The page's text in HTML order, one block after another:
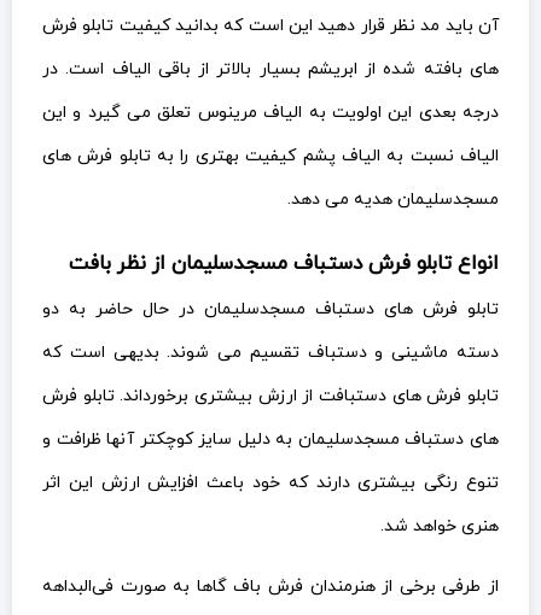
آن باید مد نظر قرار دهید این است که بدانید کیفیت تابلو فرش
های بافته شده از ابریشم بسیار بالاتر از باقی الیاف است. در
درجه بعدی این اولویت به الیاف مرینوس تعلق می گیرد و این
الیاف نسبت به الیاف پشم کیفیت بهتری را به تابلو فرش های
مسجدسلیمان هدیه می دهد.
انواع تابلو فرش دستباف مسجدسلیمان از نظر بافت
تابلو فرش های دستباف مسجدسلیمان در حال حاضر به دو
دسته ماشینی و دستباف تقسیم می شوند. بدیهی است که
تابلو فرش های دستبافت از ارزش بیشتری برخورداند. تابلو فرش
های دستباف مسجدسلیمان به دلیل سایز کوچکتر آنها ظرافت و
تنوع رنگی بیشتری دارند که خود باعث افزایش ارزش این اثر
هنری خواهد شد.
از طرفی برخی از هنرمندان فرش باف گاها به صورت فی‌البداهه